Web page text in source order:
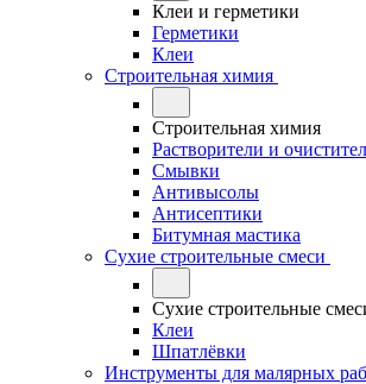
Клеи и герметики
Герметики
Клеи
Строительная химия
Строительная химия
Растворители и
Смывки
Антивысолы
Антисептики
Битумная мастика
Сухие строительные смеси
Сухие строительные
Клеи
Шпатлёвки
Инструменты для малярных